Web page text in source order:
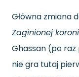
Główna zmiana
Zaginionej
Ghassan (po
nie gra tutaj